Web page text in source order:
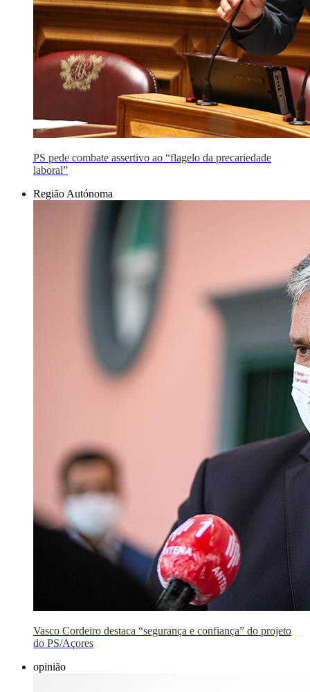
PS pede combate assertivo ao “flagelo da precariedade
laboral”
Região Autónoma
Vasco Cordeiro destaca “segurança e confiança” do projeto
do PS/Açores
opinião